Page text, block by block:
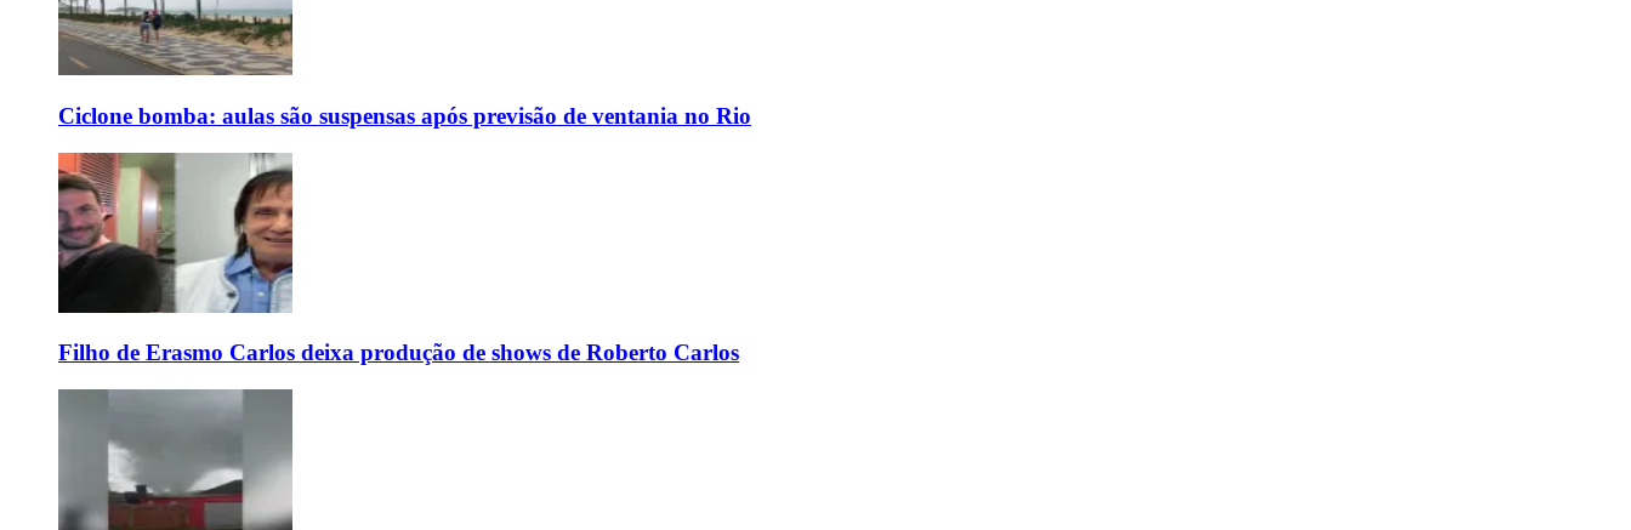
Ciclone bomba: aulas são suspensas após previsão de ventania no Rio
Filho de Erasmo Carlos deixa produção de shows de Roberto Carlos